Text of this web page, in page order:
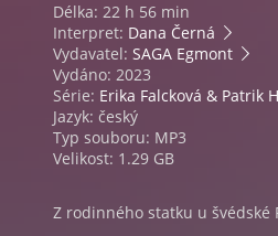
Délka: 22 h 56 min
Interpret: Dana Černá
Vydavatel: SAGA Egmont
Vydáno: 2023
Série: Erika Falcková & Patrik
Jazyk: český
Typ souboru: MP3
Velikost: 1.29 GB
Z rodinného statku u švédské